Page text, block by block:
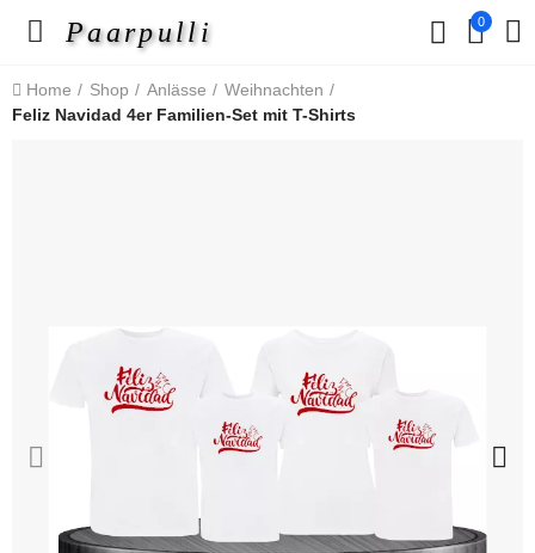
Paarpulli 0
Home Shop Anlässe
Weihnachten
Feliz Navidad 4er Familien-Set mit T-Shirts